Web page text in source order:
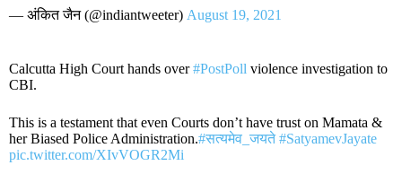
— अंकित जैन (@indiantweeter) August 19, 2021
Calcutta High Court hands over#PostPoll violence investigation to
CBI.
This is a testament that even Courts don’t have trust on Mamata &
her Biased Police Administration.#सत्यमेव_जयते #SatyamevJayate
pic.twitter.com/XIvVOGR2Mi